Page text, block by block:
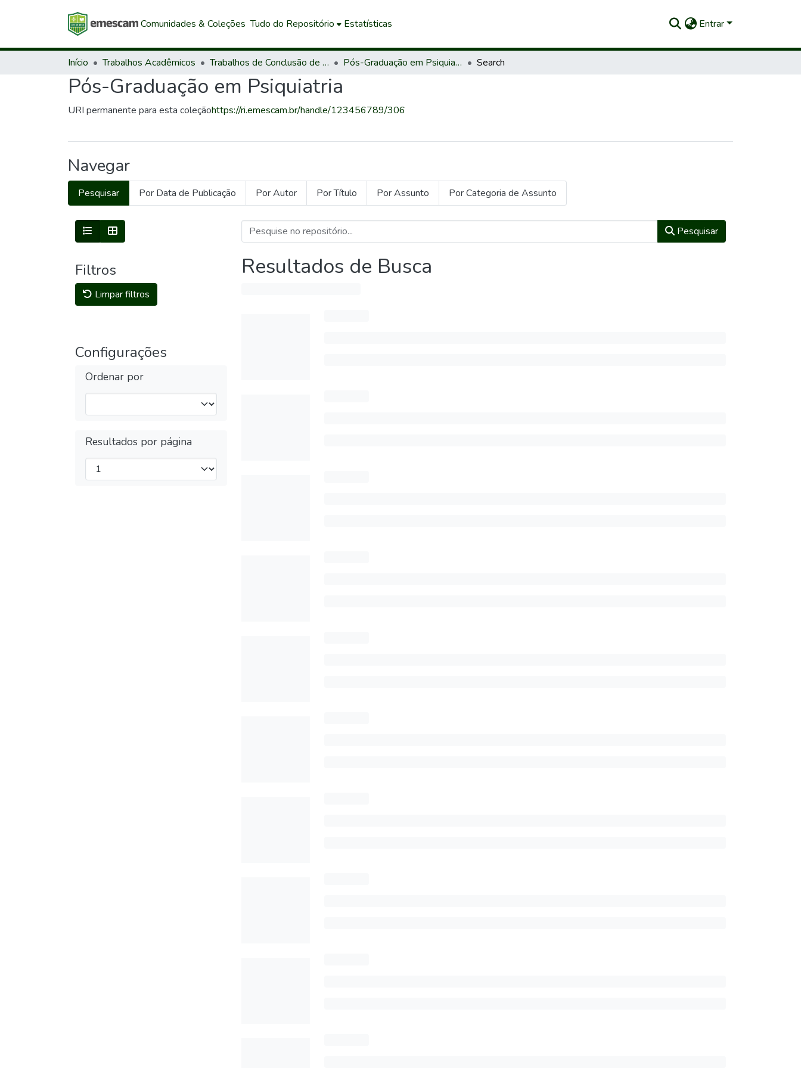
Comunidades & Coleções Tudo do Repositório Estatísticas Entrar
Início Trabalhos Acadêmicos Trabalhos de Conclusão de Curso de Especialização Pós-Graduação em Psiquiatria Search
Pós-Graduação em Psiquiatria
URI permanente para esta coleçãohttps://ri.emescam.br/handle/123456789/306
Navegar
Pesquisar Por Data de Publicação Por Autor Por Título Por Assunto Por Categoria de Assunto
Filtros
Limpar filtros
Configurações
Ordenar por
Resultados por página
Pesquisar
Resultados de Busca